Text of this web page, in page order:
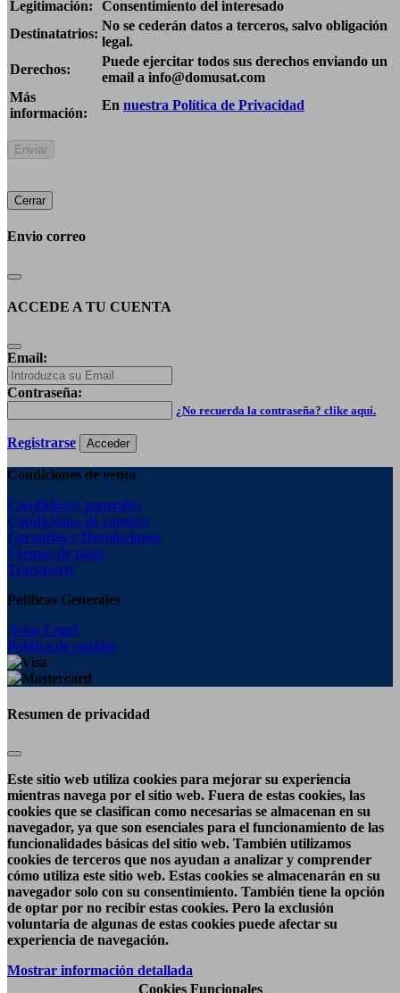
Legitimación:
Consentimiento del interesado
Destinatatrios:
No se cederán datos a terceros, salvo obligación
legal.
Derechos:
Puede ejercitar todos sus derechos enviando un
email a info@domusat.com
Más
información:
En nuestra Política de Privacidad
Cerrar
Envio correo
ACCEDE A TU CUENTA
Email:
Contraseña:
¿No recuerda la contraseña? clike aquí.
Registrarse Acceder
Condiciones de venta
Condiciones generales
Condiciones de compra
Garantias y Devoluciones
Formas de pago
Transporte
Políticas Generales
Aviso Legal
Política de cookies
Resumen de privacidad
Este sitio web utiliza cookies para mejorar su experiencia
mientras navega por el sitio web. Fuera de estas cookies, las
cookies que se clasifican como necesarias se almacenan en su
navegador, ya que son esenciales para el funcionamiento de las
funcionalidades básicas del sitio web. También utilizamos
cookies de terceros que nos ayudan a analizar y comprender
cómo utiliza este sitio web. Estas cookies se almacenarán en su
navegador solo con su consentimiento. También tiene la opción
de optar por no recibir estas cookies. Pero la exclusión
voluntaria de algunas de estas cookies puede afectar su
experiencia de navegación.
Mostrar información detallada
Cookies Funcionales